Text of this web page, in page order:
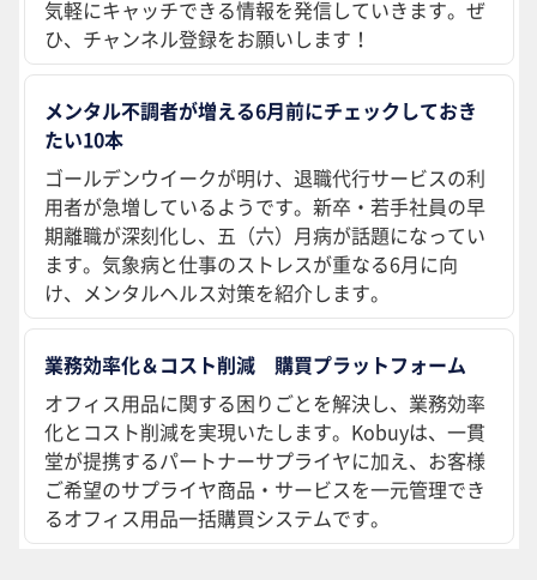
気軽にキャッチできる情報を発信していきます。ぜ
ひ、チャンネル登録をお願いします！
メンタル不調者が増える6月前にチェックしておき
たい10本
ゴールデンウイークが明け、退職代行サービスの利
用者が急増しているようです。新卒・若手社員の早
期離職が深刻化し、五（六）月病が話題になってい
ます。気象病と仕事のストレスが重なる6月に向
け、メンタルヘルス対策を紹介します。
業務効率化＆コスト削減 購買プラットフォーム
オフィス用品に関する困りごとを解決し、業務効率
化とコスト削減を実現いたします。Kobuyは、一貫
堂が提携するパートナーサプライヤに加え、お客様
ご希望のサプライヤ商品・サービスを一元管理でき
るオフィス用品一括購買システムです。